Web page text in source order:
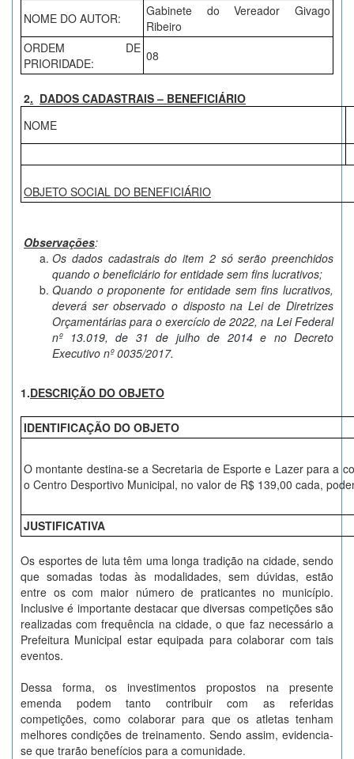
NOME DO AUTOR:
Gabinete do Vereador Givago
Ribeiro
ORDEM DE
PRIORIDADE:
08
2. DADOS CADASTRAIS – BENEFICIÁRIO
NOME
OBJETO SOCIAL DO BENEFICIÁRIO
Observações:
Os dados cadastrais do item 2 só serão preenchidos
quando o beneficiário for entidade sem fins lucrativos;
Quando o proponente for entidade sem fins lucrativos,
deverá ser observado o disposto na Lei de Diretrizes
Orçamentárias para o exercício de 2022, na Lei Federal
nº 13.019, de 31 de julho de 2014 e no Decreto
Executivo nº 0035/2017.
1.DESCRIÇÃO DO OBJETO
IDENTIFICAÇÃO DO OBJETO
O montante destina-se a Secretaria de Esporte e Lazer para a
o Centro Desportivo Municipal, no valor de R$ 139,00 cada,
JUSTIFICATIVA
Os esportes de luta têm uma longa tradição na cidade, sendo
que somadas todas às modalidades, sem dúvidas, estão
entre os com maior número de praticantes no município.
Inclusive é importante destacar que diversas competições são
realizadas com frequência na cidade, o que faz necessário a
Prefeitura Municipal estar equipada para colaborar com tais
eventos.
Dessa forma, os investimentos propostos na presente
emenda podem tanto contribuir com as referidas
competições, como colaborar para que os atletas tenham
melhores condições de treinamento. Sendo assim, evidencia-
se que trarão benefícios para a comunidade.